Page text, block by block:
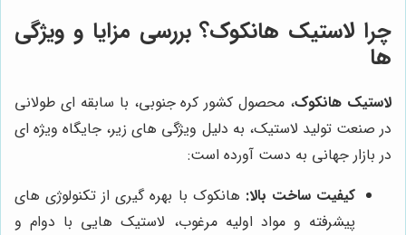
چرا لاستیک هانکوک؟ بررسی مزایا و ویژگی
ها
لاستیک هانکوک، محصول کشور کره جنوبی، با سابقه ای طولانی
در صنعت تولید لاستیک، به دلیل ویژگی های زیر، جایگاه ویژه ای
در بازار جهانی به دست آورده است:
کیفیت ساخت بالا: هانکوک با بهره گیری از تکنولوژی های
پیشرفته و مواد اولیه مرغوب، لاستیک هایی با دوام و